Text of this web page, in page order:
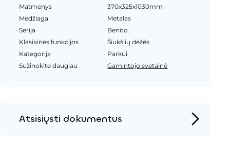
Matmenys
370x325x1030mm
Medžiaga
Metalas
Serija
Benito
Klasikinės funkcijos
Šiukšlių dėžės
Kategorija
Parkui
Sužinokite daugiau
Gamintojo svetainė
Atsisiųsti dokumentus